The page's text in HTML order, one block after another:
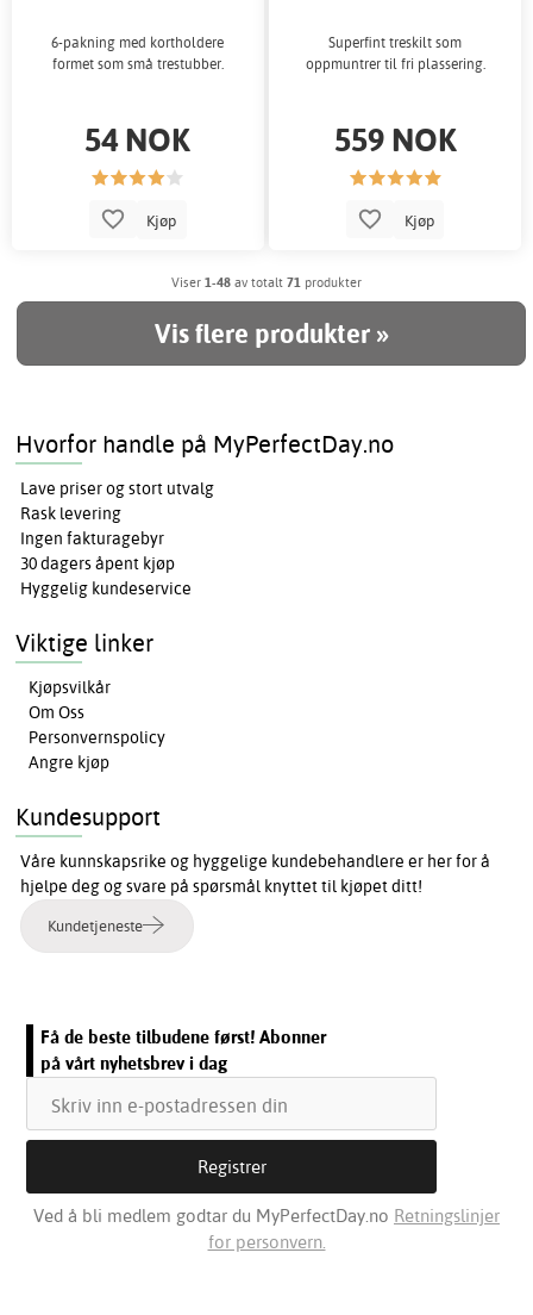
6-pakning med kortholdere
formet som små trestubber.
54 NOK
Kjøp
Superfint treskilt som
oppmuntrer til fri plassering.
559 NOK
Kjøp
Viser 1-48 av totalt 71 produkter
Vis flere produkter »
Hvorfor handle på MyPerfectDay.no
Lave priser og stort utvalg
Rask levering
Ingen fakturagebyr
30 dagers åpent kjøp
Hyggelig kundeservice
Viktige linker
Kjøpsvilkår
Om Oss
Personvernspolicy
Angre kjøp
Kundesupport
Våre kunnskapsrike og hyggelige kundebehandlere er her for å
hjelpe deg og svare på spørsmål knyttet til kjøpet ditt!
Kundetjeneste
Få de beste tilbudene først! Abonner
på vårt nyhetsbrev i dag
Ved å bli medlem godtar du MyPerfectDay.no Retningslinjer
for personvern.